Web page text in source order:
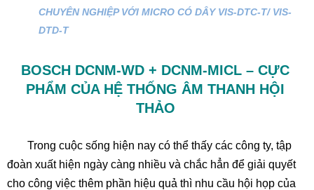
CHUYÊN NGHIỆP VỚI MICRO CÓ DÂY VIS-DTC-T/ VIS-
DTD-T
BOSCH DCNM-WD + DCNM-MICL – CỰC
PHẨM CỦA HỆ THỐNG ÂM THANH HỘI
THẢO
Trong cuộc sống hiện nay có thể thấy các công ty, tập
đoàn xuất hiện ngày càng nhiều và chắc hẳn để giải quyết
cho công việc thêm phần hiệu quả thì nhu cầu hội họp của